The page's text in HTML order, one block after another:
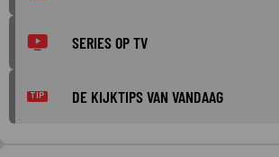
SERIES OP TV
TIP DE KIJKTIPS VAN VANDAAG